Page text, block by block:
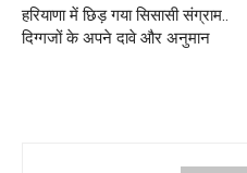
हरियाणा में छिड़ गया सिसासी संग्राम..
दिग्गजों के अपने दावे और अनुमान